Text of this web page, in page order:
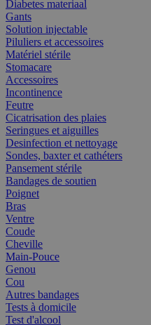
Diabetes materiaal
Gants
Solution injectable
Piluliers et accessoires
Matériel stérile
Stomacare
Accessoires
Incontinence
Feutre
Cicatrisation des plaies
Seringues et aiguilles
Desinfection et nettoyage
Sondes, baxter et cathéters
Pansement stérile
Bandages de soutien
Poignet
Bras
Ventre
Coude
Cheville
Main-Pouce
Genou
Cou
Autres bandages
Tests à domicile
Test d'alcool